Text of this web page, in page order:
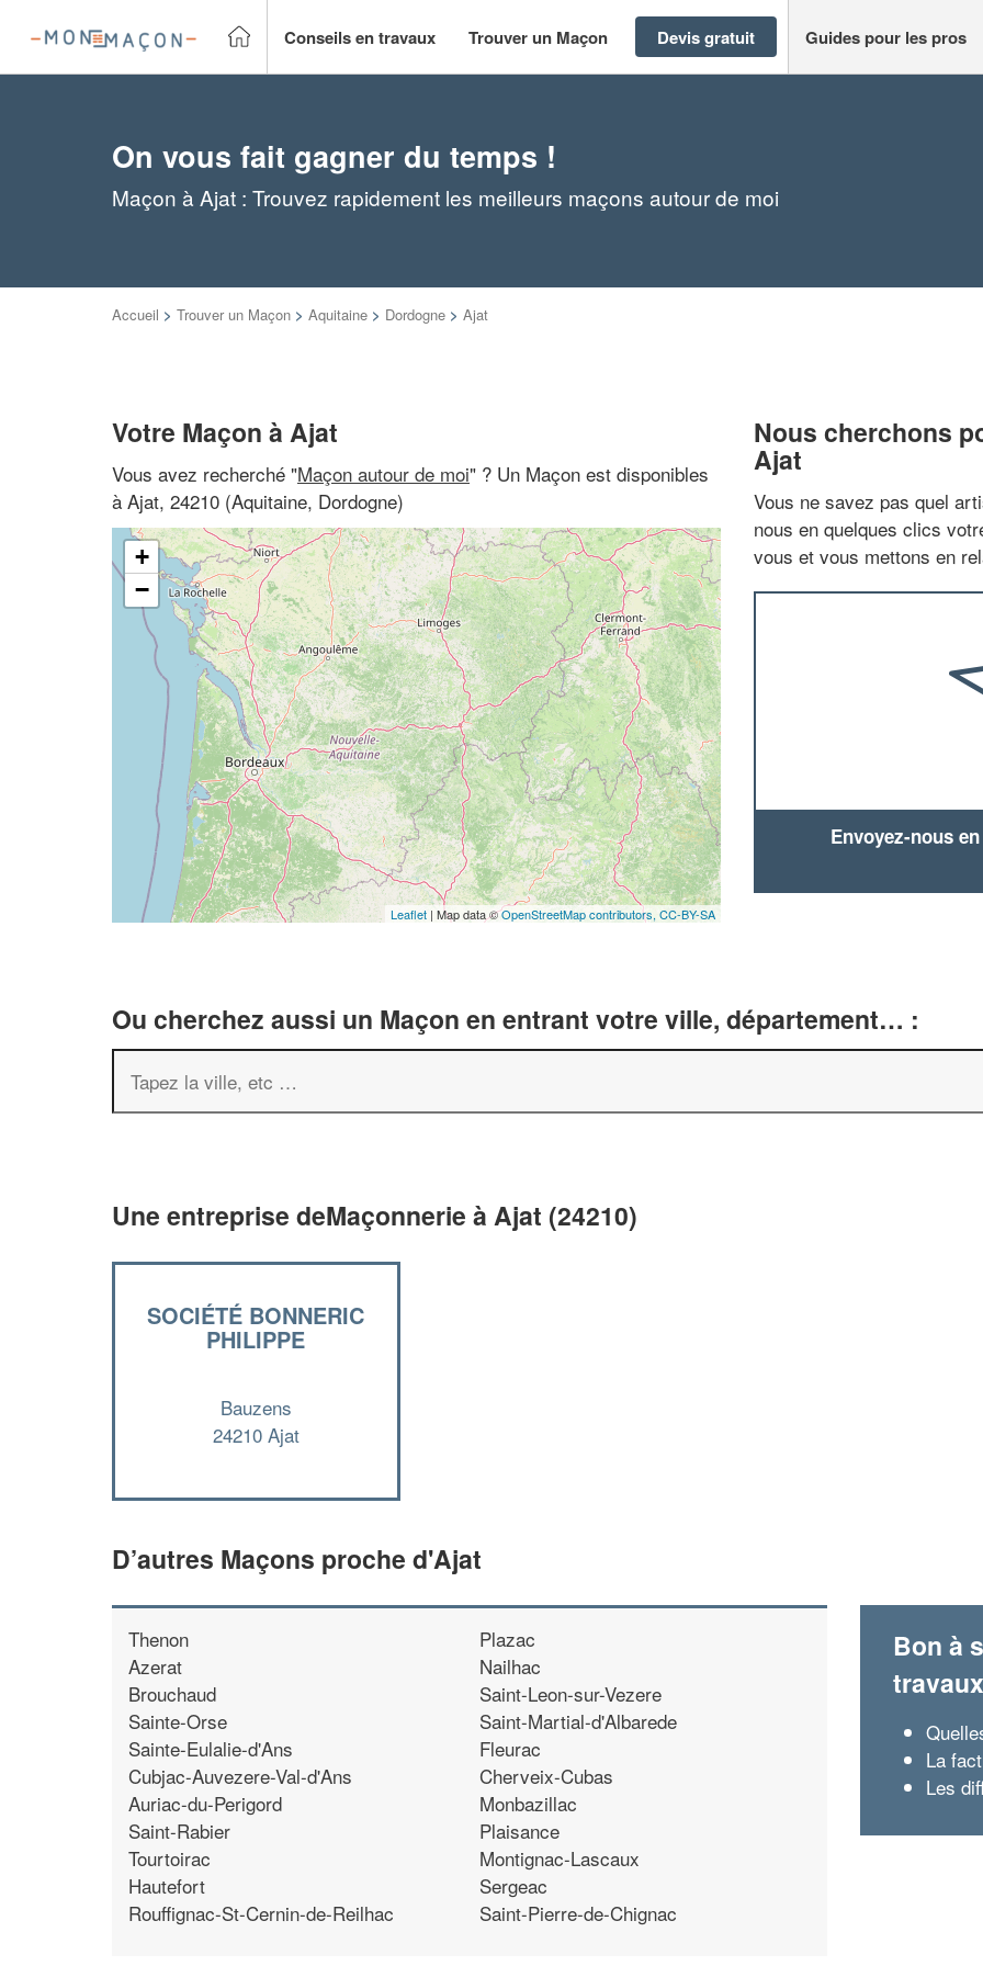
Conseils en travaux Trouver un Maçon Devis gratuit Guides pour les pros
On vous fait gagner du temps !
Maçon à Ajat : Trouvez rapidement les meilleurs maçons autour de moi
Accueil > Trouver un Maçon > Aquitaine > Dordogne > Ajat
Votre Maçon à Ajat
Vous avez recherché "Maçon autour de moi" ? Un Maçon est disponibles
à Ajat, 24210 (Aquitaine, Dordogne)
+
−
Leaflet | Map data ©OpenStreetMap contributors, CC-BY-SA
Nous cherchons
Ajat
Vous ne savez pas quel
nous en quelques clics
vous et vous mettons en
Envoyez-nous
Ou cherchez aussi un Maçon en entrant votre ville, département… :
Une entreprise deMaçonnerie à Ajat (24210)
SOCIÉTÉ BONNERIC
PHILIPPE
Bauzens
24210 Ajat
D’autres Maçons proche d'Ajat
Thenon
Azerat
Brouchaud
Sainte-Orse
Sainte-Eulalie-d'Ans
Cubjac-Auvezere-Val-d'Ans
Auriac-du-Perigord
Saint-Rabier
Tourtoirac
Hautefort
Rouffignac-St-Cernin-de-Reilhac
Plazac
Nailhac
Saint-Leon-sur-Vezere
Saint-Martial-d'Albarede
Fleurac
Cherveix-Cubas
Monbazillac
Plaisance
Montignac-Lascaux
Sergeac
Saint-Pierre-de-Chignac
Bon à
travaux
La
Les